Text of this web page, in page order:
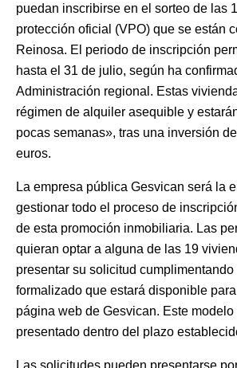
puedan inscribirse en el sorteo de las
protección oficial (VPO) que se están
Reinosa. El periodo de inscripción
hasta el 31 de julio, según ha
Administración regional. Estas
régimen de alquiler asequible y
pocas semanas», tras una inversión
euros.
La empresa pública Gesvican será la
gestionar todo el proceso de
de esta promoción inmobiliaria. Las
quieran optar a alguna de las 19
presentar su solicitud
formalizado que estará disponible
página web de Gesvican. Este
presentado dentro del plazo
Las solicitudes pueden presentarse